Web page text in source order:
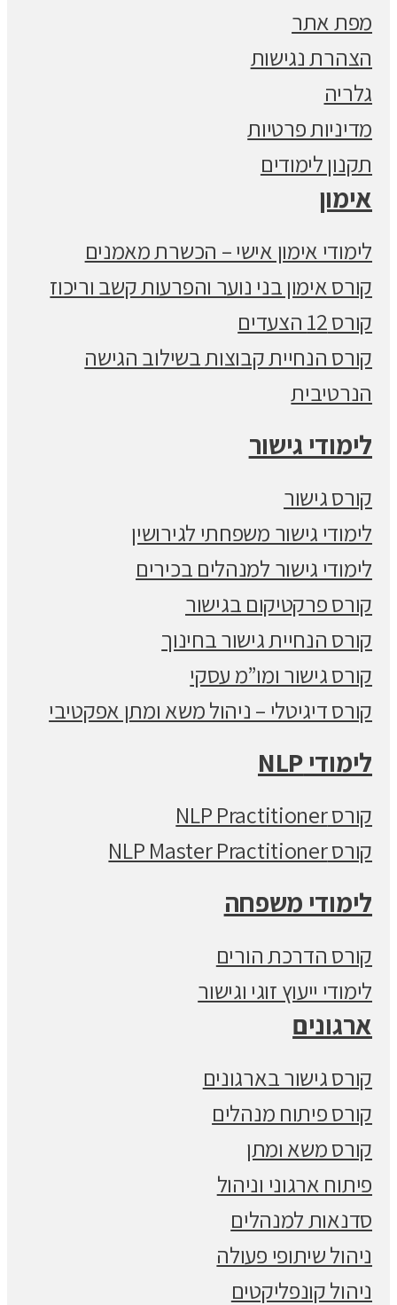
מפת אתר
הצהרת נגישות
גלריה
מדיניות פרטיות
תקנון לימודים
אימון
לימודי אימון אישי – הכשרת מאמנים
קורס אימון בני נוער והפרעות קשב וריכוז
קורס 12 הצעדים
קורס הנחיית קבוצות בשילוב הגישה
הנרטיבית
לימודי גישור
קורס גישור
לימודי גישור משפחתי לגירושין
לימודי גישור למנהלים בכירים
קורס פרקטיקום בגישור
קורס הנחיית גישור בחינוך
קורס גישור ומו”מ עסקי
קורס דיגיטלי – ניהול משא ומתן אפקטיבי
לימודי NLP
קורס NLP Practitioner
קורס NLP Master Practitioner
לימודי משפחה
קורס הדרכת הורים
לימודי ייעוץ זוגי וגישור
ארגונים
קורס גישור בארגונים
קורס פיתוח מנהלים
קורס משא ומתן
פיתוח ארגוני וניהול
סדנאות למנהלים
ניהול שיתופי פעולה
ניהול קונפליקטים